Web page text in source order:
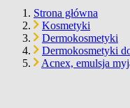
Strona główna
Kosmetyki
Dermokosmetyki
Dermokosmetyki
Acnex, emulsja